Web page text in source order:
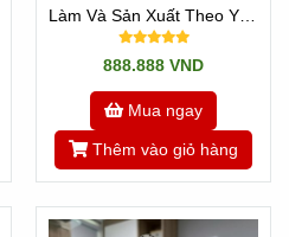
Làm Và Sản Xuất Theo Yêu
Cầu Mọi Logo - Mẫu TikTok
888.888 VND
Mua ngay
Thêm vào giỏ hàng